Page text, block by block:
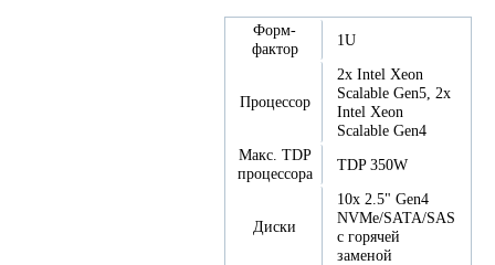
Форм-
фактор
1U
Процессор
2x Intel Xeon
Scalable Gen5, 2x
Intel Xeon
Scalable Gen4
Макс. TDP
процессора
TDP 350W
Диски
10x 2.5" Gen4
NVMe/SATA/SAS
с горячей
заменой